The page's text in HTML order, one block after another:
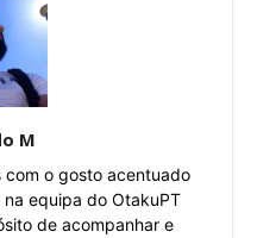
M
com o gosto acentuado
equipa do OtakuPT
de acompanhar e